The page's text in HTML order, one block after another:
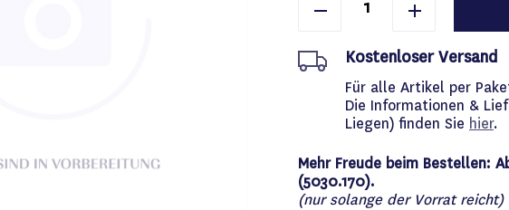
Kostenloser Versand
Für alle Artikel per
Die Informationen &
Liegen) finden Sie hier.
Mehr Freude beim Bestellen:
(5030.170).
(nur solange der Vorrat reicht)